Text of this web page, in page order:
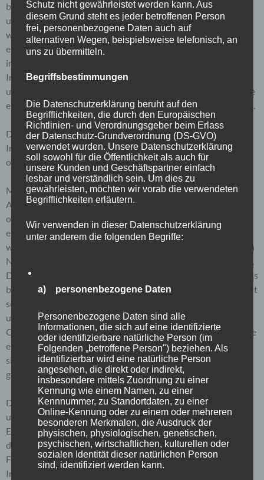
besteht aus einer Zeichenfolge, durch welche Internetseiten
und Server dem konkreten Internetbrowser zugeordnet
werden können, in dem das Cookie gespeichert wurde. Dies
ermöglicht es den besuchten Internetseiten und Servern, den
individuellen Browser der betroffenen Person von anderen
Internetbrowsern, die andere Cookies enthalten, zu
unterscheiden. Ein bestimmter Internetbrowser kann über die
eindeutige Cookie-ID wiedererkannt und identifiziert werden.
Durch den Einsatz von Cookies kann den Nutzern dieser
Internetseite nutzerfreundlichere Services bereitstellen, die
ohne die Cookie-Setzung nicht möglich wären.
Mittels eines Cookies können die Informationen und
Angebote auf unserer Internetseite im Sinne des Benutzers
optimiert werden. Cookies ermöglichen uns, wie bereits
erwähnt, die Benutzer unserer Internetseite
wiederzuerkennen. Zweck dieser Wiedererkennung ist es, den
Nutzern die Verwendung unserer Internetseite zu erleichtern.
Der Benutzer einer Internetseite, die Cookies verwendet, muss
beispielsweise nicht bei jedem Besuch der Internetseite erneut
seine Zugangsdaten eingeben, weil dies von der Internetseite
und dem auf dem Computersystem des Benutzers abgelegten
Cookie übernommen wird. Ein weiteres Beispiel ist das Cookie
eines Warenkorbes im Online-Shop. Der Online-Shop merkt
sich die Artikel, die ein Kunde in den virtuellen Warenkorb
gelegt hat, über ein Cookie.
Die betroffene Person kann die Setzung von Cookies durch
unsere Internetseite jederzeit mittels einer entsprechenden
Einstellung des genutzten Internetbrowsers verhindern und
damit der Setzung von Cookies dauerhaft widersprechen.
Ferner können bereits gesetzte Cookies jederzeit über einen
Internetbrowser oder andere Softwareprogramme gelöscht
Schutz nicht gewährleistet werden kann. Aus
diesem Grund steht es jeder betroffenen Person
frei, personenbezogene Daten auch auf
alternativen Wegen, beispielsweise telefonisch, an
uns zu übermitteln.
Begriffsbestimmungen
Die Datenschutzerklärung beruht auf den
Begrifflichkeiten, die durch den Europäischen
Richtlinien- und Verordnungsgeber beim Erlass
der Datenschutz-Grundverordnung (DS-GVO)
verwendet wurden. Unsere Datenschutzerklärung
soll sowohl für die Öffentlichkeit als auch für
unsere Kunden und Geschäftspartner einfach
lesbar und verständlich sein. Um dies zu
gewährleisten, möchten wir vorab die verwendeten
Begrifflichkeiten erläutern.
Wir verwenden in dieser Datenschutzerklärung
unter anderem die folgenden Begriffe:
a) personenbezogene Daten
Personenbezogene Daten sind alle
Informationen, die sich auf eine identifizierte
oder identifizierbare natürliche Person (im
Folgenden „betroffene Person") beziehen. Als
identifizierbar wird eine natürliche Person
angesehen, die direkt oder indirekt,
insbesondere mittels Zuordnung zu einer
Kennung wie einem Namen, zu einer
Kennnummer, zu Standortdaten, zu einer
Online-Kennung oder zu einem oder mehreren
besonderen Merkmalen, die Ausdruck der
physischen, physiologischen, genetischen,
psychischen, wirtschaftlichen, kulturellen oder
sozialen Identität dieser natürlichen Person
sind, identifiziert werden kann.